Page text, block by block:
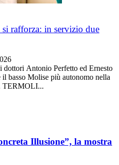
rafforza: in servizio due
dottori Antonio Perfetto ed Ernesto
basso Molise più autonomo nella
TERMOLI...
Illusione”, la mostra